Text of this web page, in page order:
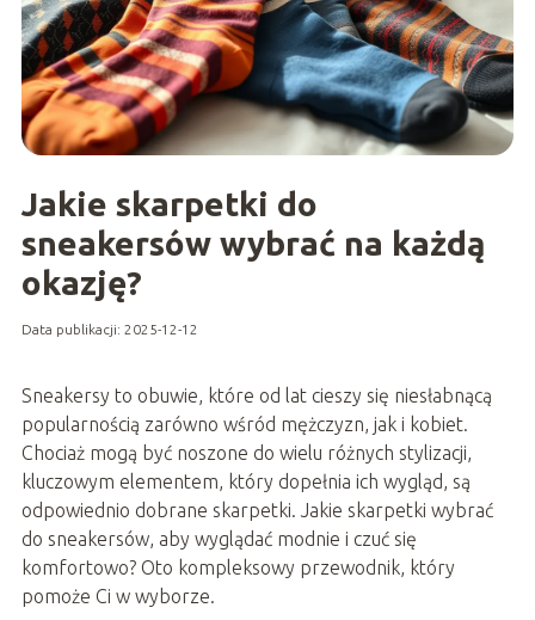
Jakie skarpetki do
sneakersów wybrać na każdą
okazję?
Data publikacji: 2025-12-12
Sneakersy to obuwie, które od lat cieszy się niesłabnącą
popularnością zarówno wśród mężczyzn, jak i kobiet.
Chociaż mogą być noszone do wielu różnych stylizacji,
kluczowym elementem, który dopełnia ich wygląd, są
odpowiednio dobrane skarpetki. Jakie skarpetki wybrać
do sneakersów, aby wyglądać modnie i czuć się
komfortowo? Oto kompleksowy przewodnik, który
pomoże Ci w wyborze.